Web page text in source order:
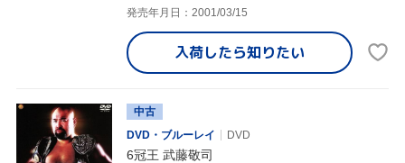
発売年月日：2001/03/15
入荷したら知りたい
中古
DVD・ブルーレイ
DVD
6冠王 武藤敬司